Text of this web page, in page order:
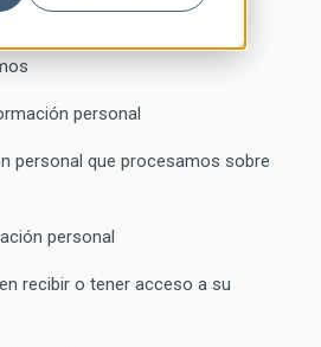
personal
personal que procesamos sobre
personal
recibir o tener acceso a su